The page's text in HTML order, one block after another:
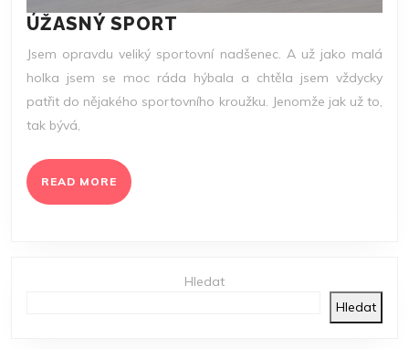
ÚŽASNÝ SPORT
SPORT
Jsem opravdu veliký sportovní nadšenec. A už jako malá
holka jsem se moc ráda hýbala a chtěla jsem vždycky
patřit do nějakého sportovního kroužku. Jenomže jak už to,
tak bývá,
READ MORE READ
MORE
Hledat
Hledat